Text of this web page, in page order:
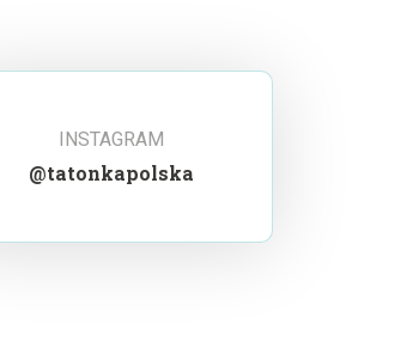
INSTAGRAM
@tatonkapolska